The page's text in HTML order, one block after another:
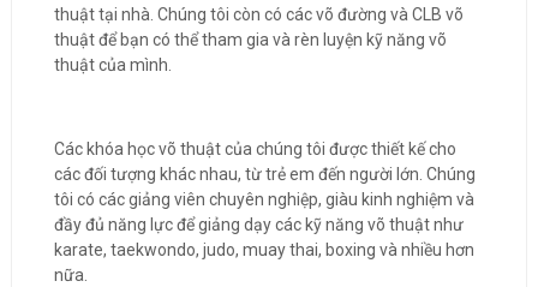
thuật tại nhà. Chúng tôi còn có các võ đường và CLB võ
thuật để bạn có thể tham gia và rèn luyện kỹ năng võ
thuật của mình.
Các khóa học võ thuật của chúng tôi được thiết kế cho
các đối tượng khác nhau, từ trẻ em đến người lớn. Chúng
tôi có các giảng viên chuyên nghiệp, giàu kinh nghiệm và
đầy đủ năng lực để giảng dạy các kỹ năng võ thuật như
karate, taekwondo, judo, muay thai, boxing và nhiều hơn
nữa.